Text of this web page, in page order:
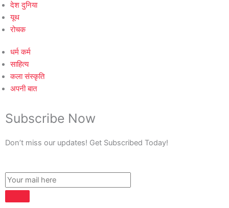
देश दुनिया
यूथ
रोचक
धर्म कर्म
साहित्य
कला संस्कृति
अपनी बात
Subscribe Now
Don’t miss our updates! Get Subscribed Today!